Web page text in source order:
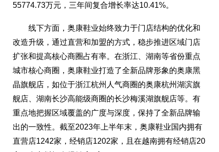
55774.73万元，三年间复合增长率达10.41%。
线下方面，奥康鞋业始终致力于门店结构的优化和
改造升级，通过直营和加盟的方式，稳步推进区域门店
扩张和提高核心商圈占有率。在浙江、湖南等省份重点
城市核心商圈，奥康鞋业打造了全新品牌形象的奥康黑
晶旗舰店，如位于浙江杭州人气商圈的奥康杭州湖滨旗
舰店、湖南长沙高能级商圈的长沙梅溪湖旗舰店等。有
重点地把握区域覆盖的广度与深度，保持了全新品牌输
出的一致性。截至2023年上半年末，奥康鞋业国内拥有
直营店1242家，经销店1202家，且在越南拥有经销店20